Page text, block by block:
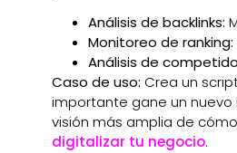
Análisis de backlinks:
Monitoreo de ranking:
Análisis de
Caso de uso: Crea un
importante gane un nuevo
visión más amplia de
digitalizar tu negocio.